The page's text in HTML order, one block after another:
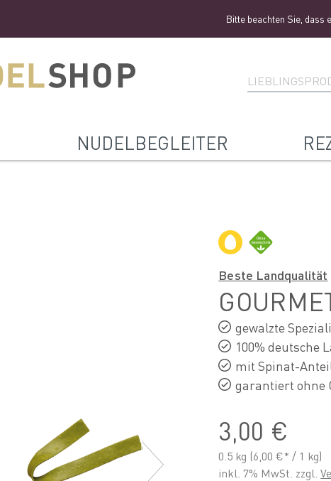
Bitte beachten Sie, dass es
NUDELBEGLEITER
Beste Landqualität
gewalzte
100% deutsche
mit Spinat-
garantiert ohne
3,00 €
0.5 kg (6,00 €* / 1 kg)
inkl. 7% MwSt. zzgl.